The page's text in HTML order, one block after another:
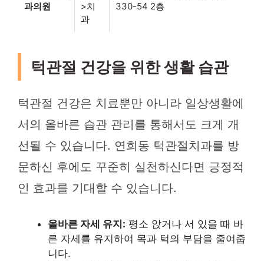
과의원
>치
과
330-54 2층
턱관절 건강을 위한 생활 습관
턱관절 건강은 치료뿐만 아니라 일상생활에
서의 올바른 습관 관리를 통해서도 크게 개
선될 수 있습니다. 연희동 턱관절치과를 방
문하신 후에도 꾸준히 실천하신다면 긍정적
인 효과를 기대할 수 있습니다.
올바른 자세 유지: 평소 앉거나 서 있을 때 바
른 자세를 유지하여 목과 턱의 부담을 줄여줍
니다.